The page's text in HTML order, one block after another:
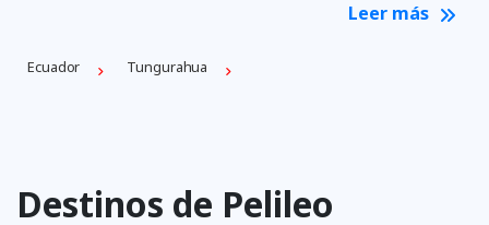
Leer más
Ecuador Tungurahua
Destinos de Pelileo